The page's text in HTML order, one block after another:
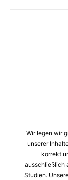
Wir legen wir
unserer
korrekt
ausschließlich
Studien.